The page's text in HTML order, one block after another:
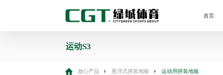
首页
运动S3
放心产品 悬浮式拼装地板 运动用拼装地板